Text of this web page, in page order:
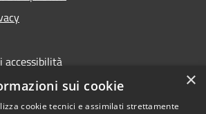
accessibilità
×
sui cookie
cookie tecnici e assimilati strettamente